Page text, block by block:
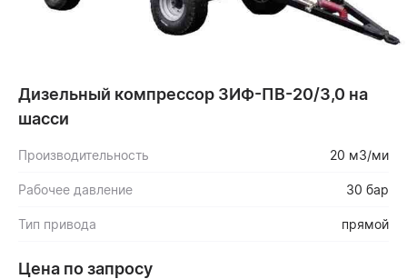
Дизельный компрессор ЗИФ-ПВ-20/3,0 на
шасси
Производительность 20 м3/ми
Рабочее давление 30 бар
Тип привода прямой
Цена по запросу